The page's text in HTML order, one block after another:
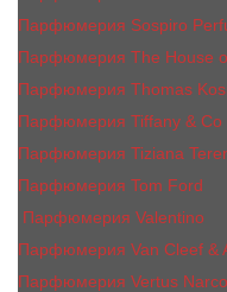
Парфюмерия Sospiro
Парфюмерия The House
Парфюмерия Thomas
Парфюмерия Tiffany & Co
Парфюмерия Tiziana
Парфюмерия Tom Ford
Парфюмерия Valentino
Парфюмерия Van Cleef &
Парфюмерия Vertus